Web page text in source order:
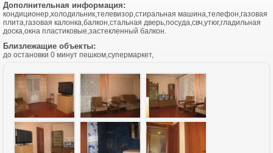
Дополнительная информация:
кондиционер,холодильник,телевизор,стиральная машина,телефон,газовая
плита,газовая калонка,балкон,стальная дверь,посуда,свч,утюг,гладильная
доска,окна пластиковые,застекленный балкон.
Близлежащие объекты:
до остановки 0 минут пешком,супермаркет,